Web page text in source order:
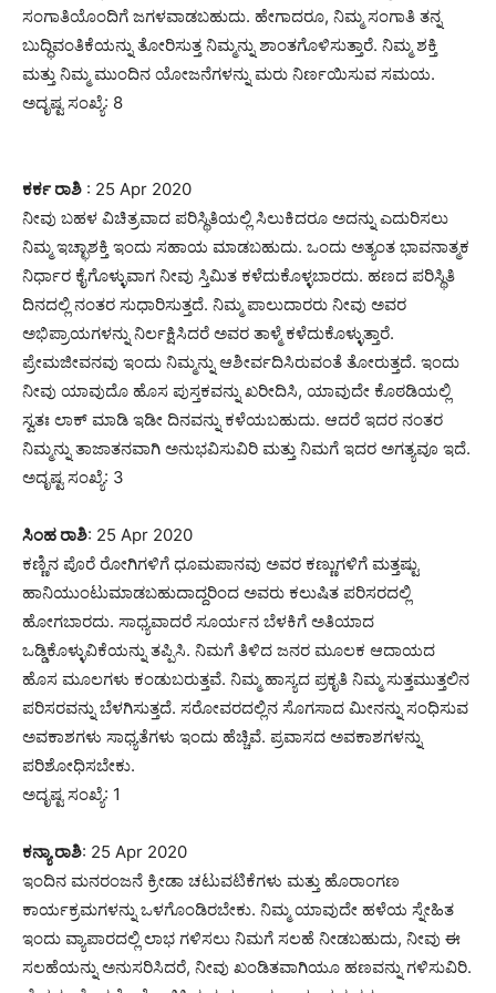
ಸಂಗಾತಿಯೊಂದಿಗೆ ಜಗಳವಾಡಬಹುದು. ಹೇಗಾದರೂ, ನಿಮ್ಮ ಸಂಗಾತಿ ತನ್ನ
ಬುದ್ಧಿವಂತಿಕೆಯನ್ನು ತೋರಿಸುತ್ತ ನಿಮ್ಮನ್ನು ಶಾಂತಗೊಳಿಸುತ್ತಾರೆ. ನಿಮ್ಮ ಶಕ್ತಿ
ಮತ್ತು ನಿಮ್ಮ ಮುಂದಿನ ಯೋಜನೆಗಳನ್ನು ಮರು ನಿರ್ಣಯಿಸುವ ಸಮಯ.
ಅದೃಷ್ಟ ಸಂಖ್ಯೆ: 8
ಕರ್ಕ ರಾಶಿ : 25 Apr 2020
ನೀವು ಬಹಳ ವಿಚಿತ್ರವಾದ ಪರಿಸ್ಥಿತಿಯಲ್ಲಿ ಸಿಲುಕಿದರೂ ಅದನ್ನು ಎದುರಿಸಲು
ನಿಮ್ಮ ಇಚ್ಛಾಶಕ್ತಿ ಇಂದು ಸಹಾಯ ಮಾಡಬಹುದು. ಒಂದು ಅತ್ಯಂತ ಭಾವನಾತ್ಮಕ
ನಿರ್ಧಾರ ಕೈಗೊಳ್ಳುವಾಗ ನೀವು ಸ್ತಿಮಿತ ಕಳೆದುಕೊಳ್ಳಬಾರದು. ಹಣದ ಪರಿಸ್ಥಿತಿ
ದಿನದಲ್ಲಿ ನಂತರ ಸುಧಾರಿಸುತ್ತದೆ. ನಿಮ್ಮ ಪಾಲುದಾರರು ನೀವು ಅವರ
ಅಭಿಪ್ರಾಯಗಳನ್ನು ನಿರ್ಲಕ್ಷಿಸಿದರೆ ಅವರ ತಾಳ್ಮೆ ಕಳೆದುಕೊಳ್ಳುತ್ತಾರೆ.
ಪ್ರೇಮಜೀವನವು ಇಂದು ನಿಮ್ಮನ್ನು ಆಶೀರ್ವದಿಸಿರುವಂತೆ ತೋರುತ್ತದೆ. ಇಂದು
ನೀವು ಯಾವುದೊ ಹೊಸ ಪುಸ್ತಕವನ್ನು ಖರೀದಿಸಿ, ಯಾವುದೇ ಕೊಠಡಿಯಲ್ಲಿ
ಸ್ವತಃ ಲಾಕ್ ಮಾಡಿ ಇಡೀ ದಿನವನ್ನು ಕಳೆಯಬಹುದು. ಆದರೆ ಇದರ ನಂತರ
ನಿಮ್ಮನ್ನು ತಾಜಾತನವಾಗಿ ಅನುಭವಿಸುವಿರಿ ಮತ್ತು ನಿಮಗೆ ಇದರ ಅಗತ್ಯವೂ ಇದೆ.
ಅದೃಷ್ಟ ಸಂಖ್ಯೆ: 3
ಸಿಂಹ ರಾಶಿ: 25 Apr 2020
ಕಣ್ಣಿನ ಪೊರೆ ರೋಗಿಗಳಿಗೆ ಧೂಮಪಾನವು ಅವರ ಕಣ್ಣುಗಳಿಗೆ ಮತ್ತಷ್ಟು
ಹಾನಿಯುಂಟುಮಾಡಬಹುದಾದ್ದರಿಂದ ಅವರು ಕಲುಷಿತ ಪರಿಸರದಲ್ಲಿ
ಹೋಗಬಾರದು. ಸಾಧ್ಯವಾದರೆ ಸೂರ್ಯನ ಬೆಳಕಿಗೆ ಅತಿಯಾದ
ಒಡ್ಡಿಕೊಳ್ಳುವಿಕೆಯನ್ನು ತಪ್ಪಿಸಿ. ನಿಮಗೆ ತಿಳಿದ ಜನರ ಮೂಲಕ ಆದಾಯದ
ಹೊಸ ಮೂಲಗಳು ಕಂಡುಬರುತ್ತವೆ. ನಿಮ್ಮ ಹಾಸ್ಯದ ಪ್ರಕೃತಿ ನಿಮ್ಮ ಸುತ್ತಮುತ್ತಲಿನ
ಪರಿಸರವನ್ನು ಬೆಳಗಿಸುತ್ತದೆ. ಸರೋವರದಲ್ಲಿನ ಸೊಗಸಾದ ಮೀನನ್ನು ಸಂಧಿಸುವ
ಅವಕಾಶಗಳು ಸಾಧ್ಯತೆಗಳು ಇಂದು ಹೆಚ್ಚಿವೆ. ಪ್ರವಾಸದ ಅವಕಾಶಗಳನ್ನು
ಪರಿಶೋಧಿಸಬೇಕು.
ಅದೃಷ್ಟ ಸಂಖ್ಯೆ: 1
ಕನ್ಯಾ ರಾಶಿ: 25 Apr 2020
ಇಂದಿನ ಮನರಂಜನೆ ಕ್ರೀಡಾ ಚಟುವಟಿಕೆಗಳು ಮತ್ತು ಹೊರಾಂಗಣ
ಕಾರ್ಯಕ್ರಮಗಳನ್ನು ಒಳಗೊಂಡಿರಬೇಕು. ನಿಮ್ಮ ಯಾವುದೇ ಹಳೆಯ ಸ್ನೇಹಿತ
ಇಂದು ವ್ಯಾಪಾರದಲ್ಲಿ ಲಾಭ ಗಳಿಸಲು ನಿಮಗೆ ಸಲಹೆ ನೀಡಬಹುದು, ನೀವು ಈ
ಸಲಹೆಯನ್ನು ಅನುಸರಿಸಿದರೆ, ನೀವು ಖಂಡಿತವಾಗಿಯೂ ಹಣವನ್ನು ಗಳಿಸುವಿರಿ.